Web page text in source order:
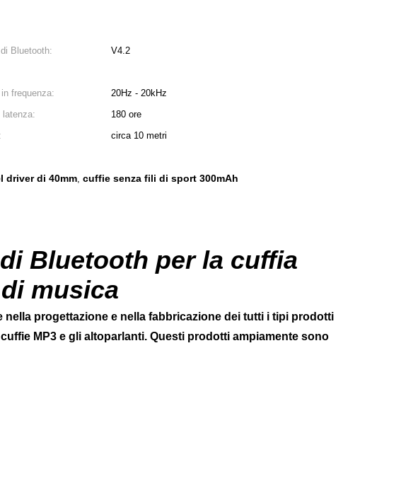
Bluetooth: V4.2
frequenza:
20Hz - 20kHz
latenza:
180 ore
circa 10 metri
driver di 40mm, cuffie senza fili di sport 300mAh
Bluetooth per la cuffia
musica
progettazione e nella fabbricazione dei tutti i tipi prodotti
MP3 e gli altoparlanti. Questi prodotti ampiamente sono